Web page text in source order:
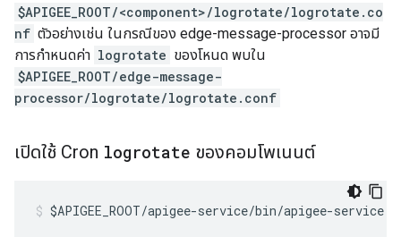
$APIGEE_ROOT/<component>/logrotate/logrotate.co
nf ตัวอย่างเช่น ในกรณีของ edge-message-processor อาจมี
การกำหนดค่า logrotate ของโหนด พบใน
$APIGEE_ROOT/edge-message-
processor/logrotate/logrotate.conf
เปิดใช้ Cron logrotate ของคอมโพเนนต์
$APIGEE_ROOT/apigee-service/bin/apigee-service